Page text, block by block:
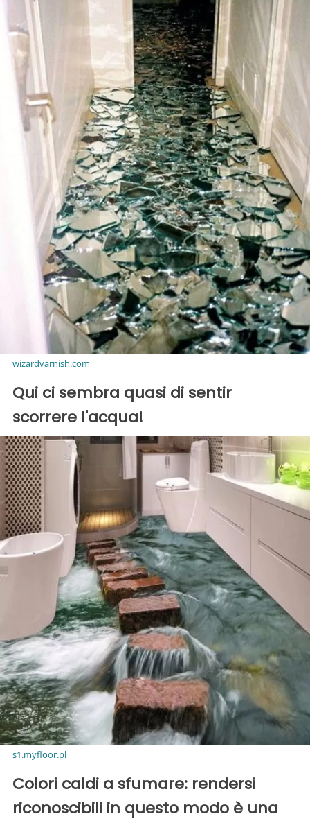
wizardvarnish.com
Qui ci sembra quasi di sentir
scorrere l'acqua!
s1.myfloor.pl
Colori caldi a sfumare: rendersi
riconoscibili in questo modo è una